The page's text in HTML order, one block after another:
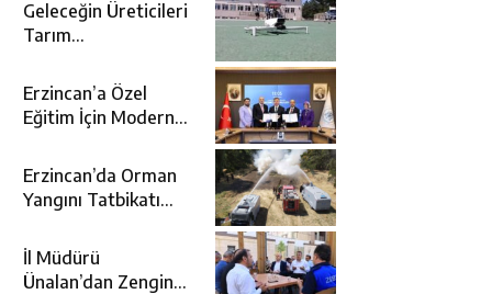
Geleceğin Üreticileri
Tarım
Tanışıyor
Erzincan’a Özel
Eğitim İçin Modern
Eğitim Meslek Okulu
Protokolü İmzalandı
Erzincan’da Orman
Yangını Tatbikatı
İl Müdürü
Ünalan’dan Zengin